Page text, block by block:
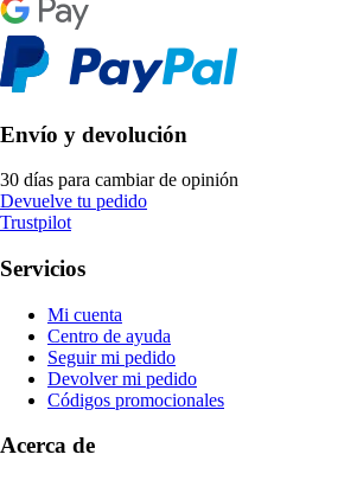
Envío y devolución
30 días para cambiar de opinión
Devuelve tu pedido
Trustpilot
Servicios
Mi cuenta
Centro de ayuda
Seguir mi pedido
Devolver mi pedido
Códigos promocionales
Acerca de